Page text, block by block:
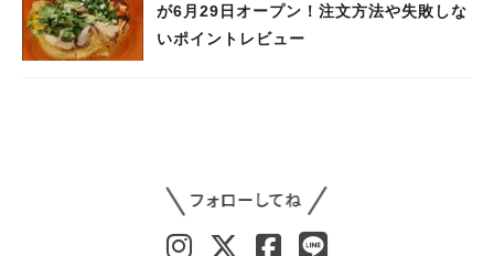
が6月29日オープン！注文方法や失敗しな
いポイントレビュー